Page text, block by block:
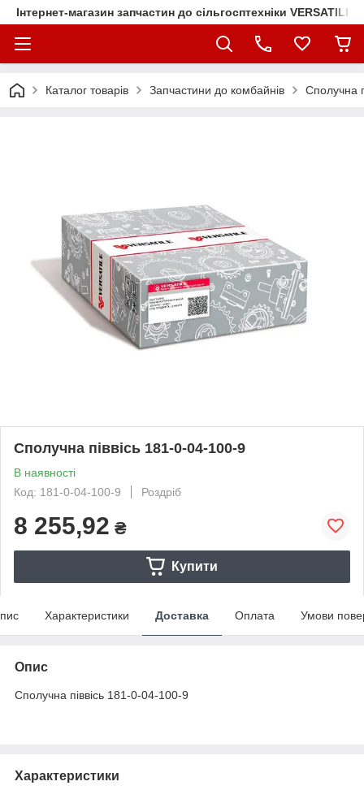
Інтернет-магазин запчастин до сільгосптехніки VERSATILE
Каталог товарів Запчастини до комбайнів Сполучна
Сполучна піввісь 181-0-04-100-9
В наявності
Код: 181-0-04-100-9
Роздріб
8 255,92 ₴
Купити
Характеристики Доставка Оплата Умови
Опис
Сполучна піввісь 181-0-04-100-9
Характеристики